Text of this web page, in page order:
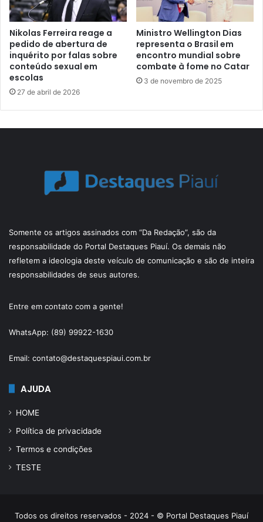
Nikolas Ferreira reage a
pedido de abertura de
inquérito por falas sobre
conteúdo sexual em
escolas
27 de abril de 2026
Ministro Wellington Dias
representa o Brasil em
encontro mundial sobre
combate à fome no Catar
3 de novembro de 2025
Somente os artigos assinados com “Da Redação”, são da
responsabilidade do Portal Destaques Piauí. Os demais não
refletem a ideologia deste veículo de comunicação e são de inteira
responsabilidades de seus autores.
Entre em contato com a gente!
WhatsApp: (89) 99922-1630
Email: contato@destaquespiaui.com.br
AJUDA
HOME
Política de privacidade
Termos e condições
TESTE
Todos os direitos reservados - 2024 - © Portal Destaques Piauí